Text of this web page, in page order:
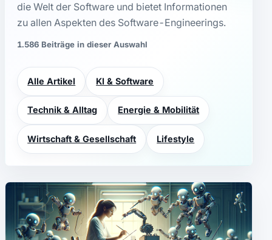
die Welt der Software und bietet Informationen
zu allen Aspekten des Software-Engineerings.
1.586 Beiträge in dieser Auswahl
Alle Artikel KI & Software
Technik & Alltag Energie & Mobilität
Wirtschaft & Gesellschaft Lifestyle